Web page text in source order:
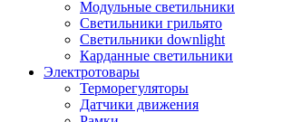
Модульные светильники
Светильники грильято
Светильники downlight
Карданные светильники
Электротовары
Терморегуляторы
Датчики движения